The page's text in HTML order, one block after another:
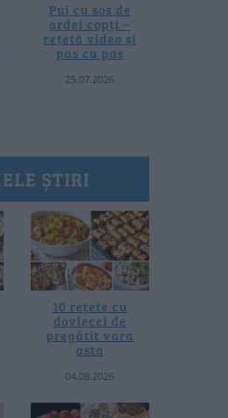
Pui cu sos de
ardei copți –
rețetă video și
pas cu pas
25.07.2026
ȘTIRI
10 rețete cu
dovlecei de
pregătit vara
asta
04.08.2026